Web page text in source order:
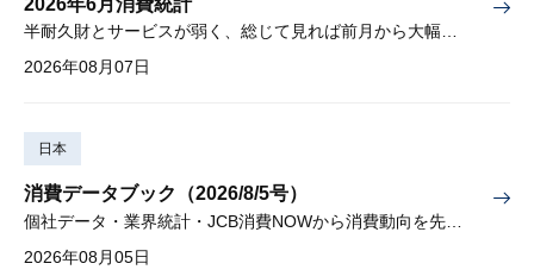
半耐久財とサービスが弱く、総じて見れば前月から大幅に減少
2026年08月07日
日本
消費データブック（2026/8/5号）
2026年08月05日